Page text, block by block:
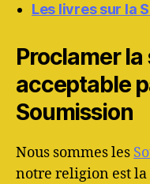
Les livres sur la
Proclamer
acceptable
Soumission
Nous sommes les
notre religion est la